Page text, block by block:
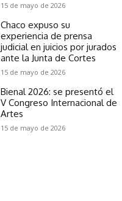
15 de mayo de 2026
Chaco expuso su
experiencia de prensa
judicial en juicios por jurados
ante la Junta de Cortes
15 de mayo de 2026
Bienal 2026: se presentó el
V Congreso Internacional de
Artes
15 de mayo de 2026